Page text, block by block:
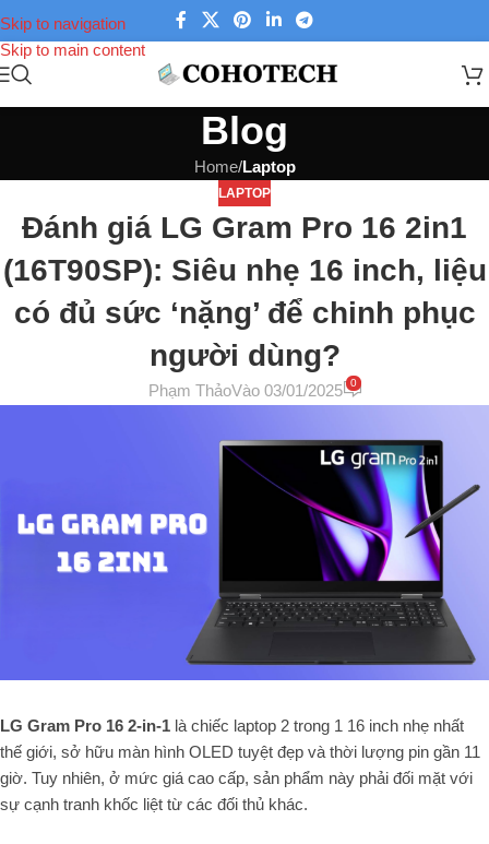
Skip to navigation
Skip to main content
Blog
Home/Laptop
LAPTOP
Đánh giá LG Gram Pro 16 2in1
(16T90SP): Siêu nhẹ 16 inch, liệu
có đủ sức ‘nặng’ để chinh phục
người dùng?
Phạm ThảoVào 03/01/2025 0
LG Gram Pro 16 2-in-1 là chiếc laptop 2 trong 1 16 inch nhẹ nhất
thế giới, sở hữu màn hình OLED tuyệt đẹp và thời lượng pin gần 11
giờ. Tuy nhiên, ở mức giá cao cấp, sản phẩm này phải đối mặt với
sự cạnh tranh khốc liệt từ các đối thủ khác.